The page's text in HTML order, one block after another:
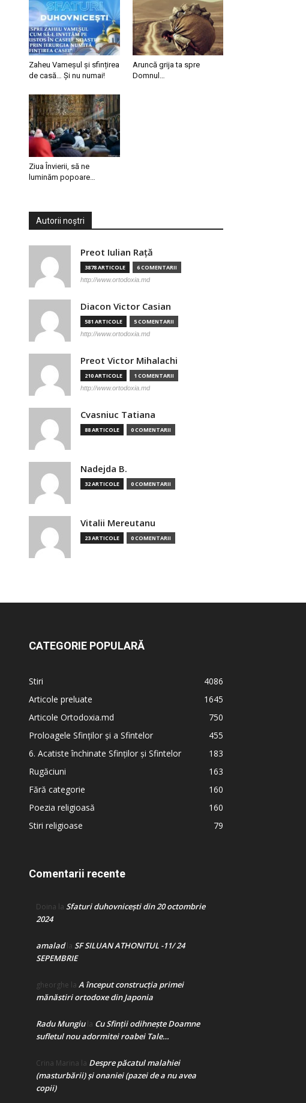
Zaheu Vameșul și sfințirea
de casă… Și nu numai!
Aruncă grija ta spre
Domnul…
Ziua Învierii, să ne
luminăm popoare…
Autorii noștri
Preot Iulian Raţă
3878 ARTICOLE 6 COMENTARII
http://www.ortodoxia.md
Diacon Victor Casian
581 ARTICOLE 5 COMENTARII
http://www.ortodoxia.md
Preot Victor Mihalachi
210 ARTICOLE 1 COMENTARII
http://www.ortodoxia.md
Cvasniuc Tatiana
88 ARTICOLE 0 COMENTARII
Nadejda B.
32 ARTICOLE 0 COMENTARII
Vitalii Mereutanu
23 ARTICOLE 0 COMENTARII
CATEGORIE POPULARĂ
Stiri
4086
Articole preluate
1645
Articole Ortodoxia.md
750
Proloagele Sfinților și a Sfintelor
455
6. Acatiste închinate Sfinților și Sfintelor
183
Rugăciuni
163
Fără categorie
160
Poezia religioasă
160
Stiri religioase
79
Comentarii recente
Doina la Sfaturi duhovnicești din 20 octombrie
2024
amaladla SF SILUAN ATHONITUL -11/ 24
SEPEMBRIE
gheorghe la A început construcţia primei
mănăstiri ortodoxe din Japonia
Radu Mungiula Cu Sfinții odihnește Doamne
sufletul nou adormitei roabei Tale…
Crina Marina la Despre păcatul malahiei
(masturbării) şi onaniei (pazei de a nu avea
copii)